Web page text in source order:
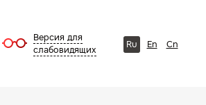
Версия для
слабовидящих
Ru En Cn